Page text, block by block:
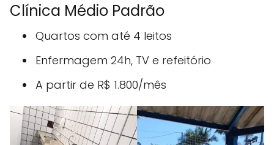
Clínica Médio Padrão
Quartos com até 4 leitos
Enfermagem 24h, TV e refeitório
A partir de R$ 1.800/mês